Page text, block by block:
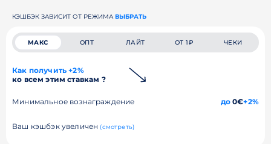
КЭШБЭК ЗАВИСИТ ОТ РЕЖИМА ВЫБРАТЬ
МАКС ОПТ ЛАЙТ ОТ 1₽ ЧЕКИ
Как получить +2%
ко всем этим ставкам ?
Минимальное вознаграждение до0€+2%
Ваш кэшбэк увеличен (смотреть)